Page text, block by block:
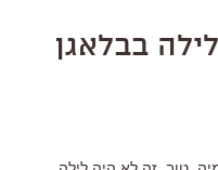
בבלאגן